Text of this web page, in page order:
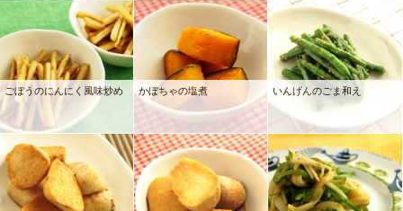
ごぼうのにんにく風味炒め かぼちゃの塩煮 いんげんのごま和え